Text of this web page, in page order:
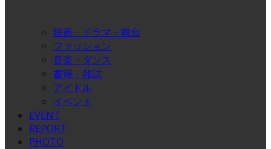
映画・ドラマ・舞台
ファッション
音楽・ダンス
書籍・雑誌
アイドル
イベント
EVENT
REPORT
PHOTO